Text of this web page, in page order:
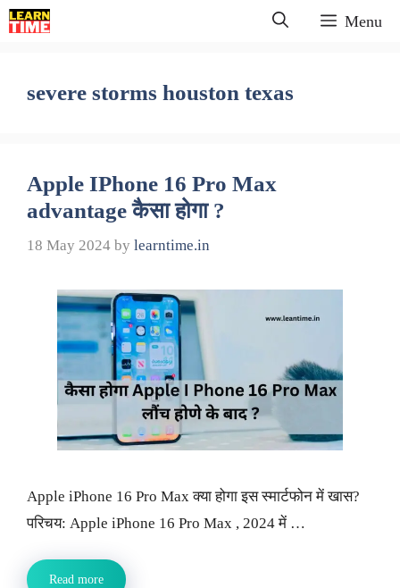
Skip
to
Menu
severe storms houston texas
Apple IPhone 16 Pro Max
advantage कैसा होगा ?
18 May 2024 by learntime.in
Apple iPhone 16 Pro Max क्या होगा इस स्मार्टफोन में खास?
परिचय: Apple iPhone 16 Pro Max , 2024 में …
Read more